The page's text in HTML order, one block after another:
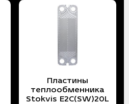
Пластины
теплообменника
Stokvis E2C(SW)20L